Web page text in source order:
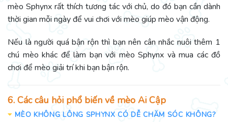
mèo Sphynx rất thích tương tác với chủ, do đó bạn cần dành
thời gian mỗi ngày để vui chơi với mèo giúp mèo vận động.
Nếu là người quá bận rộn thì bạn nên cân nhắc nuôi thêm 1
chú mèo khác để làm bạn với mèo Sphynx và mua các đồ
chơi để mèo giải trí khi bạn bận rộn.
6. Các câu hỏi phổ biến về mèo Ai Cập
MÈO KHÔNG LÔNG SPHYNX CÓ DỄ CHĂM SÓC KHÔNG?